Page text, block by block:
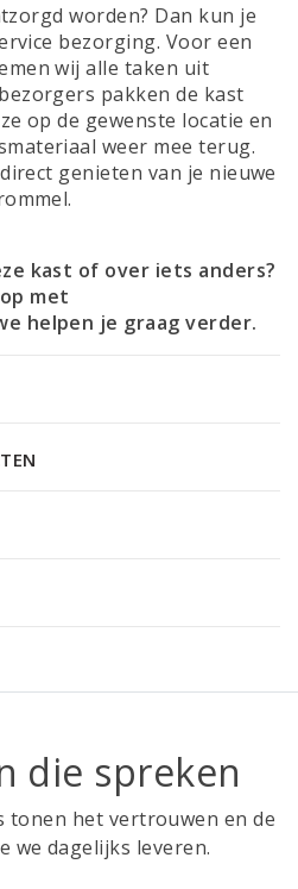
worden? Dan kun je
bezorging. Voor een
wij alle taken uit
pakken de kast
op de gewenste locatie en
weer mee terug.
genieten van je nieuwe
kast of over iets anders?
met
helpen je graag verder.
die spreken
tonen het vertrouwen en de
we dagelijks leveren.